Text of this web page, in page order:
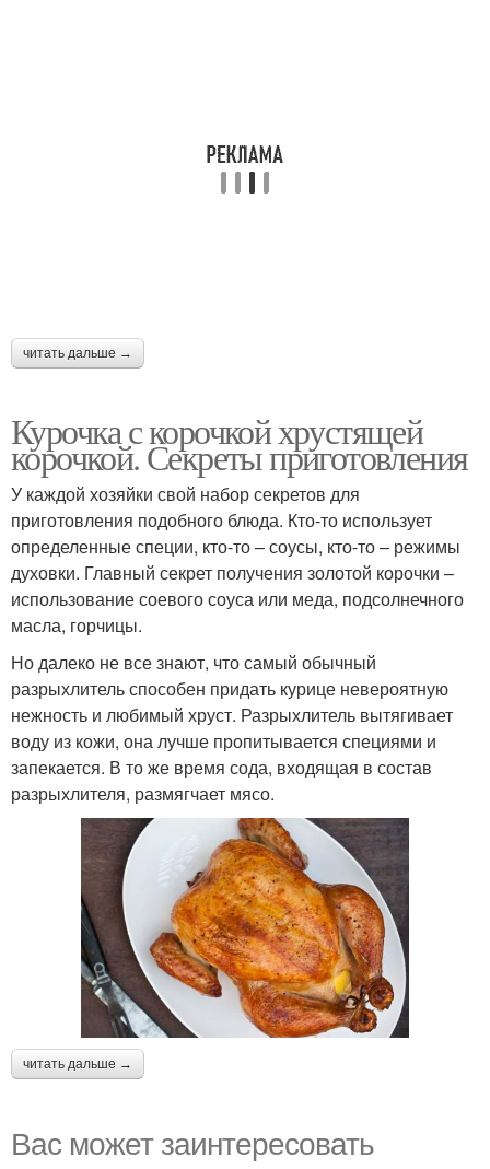
читать дальше →
Курочка с корочкой хрустящей
корочкой. Секреты приготовления
У каждой хозяйки свой набор секретов для
приготовления подобного блюда. Кто-то использует
определенные специи, кто-то – соусы, кто-то – режимы
духовки. Главный секрет получения золотой корочки –
использование соевого соуса или меда, подсолнечного
масла, горчицы.
Но далеко не все знают, что самый обычный
разрыхлитель способен придать курице невероятную
нежность и любимый хруст. Разрыхлитель вытягивает
воду из кожи, она лучше пропитывается специями и
запекается. В то же время сода, входящая в состав
разрыхлителя, размягчает мясо.
читать дальше →
Вас может заинтересовать